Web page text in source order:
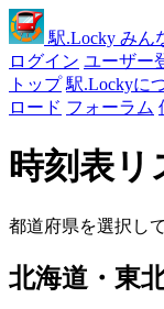
駅.Locky みん
ログイン ユーザー
トップ 駅.Lockyに
ロード フォーラム
時刻表リ
都道府県を選択し
北海道・東